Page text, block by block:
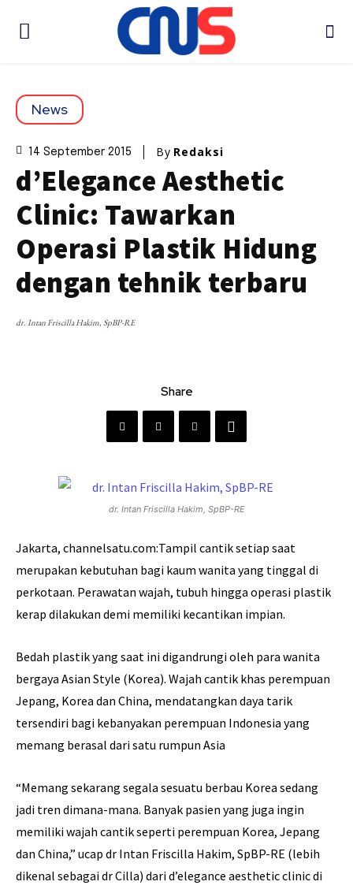
News
14 September 2015 By Redaksi
d’Elegance Aesthetic
Clinic: Tawarkan
Operasi Plastik Hidung
dengan tehnik terbaru
dr. Intan Friscilla Hakim, SpBP-RE
Share
dr. Intan Friscilla Hakim, SpBP-RE
Jakarta, channelsatu.com:Tampil cantik setiap saat
merupakan kebutuhan bagi kaum wanita yang tinggal di
perkotaan. Perawatan wajah, tubuh hingga operasi plastik
kerap dilakukan demi memiliki kecantikan impian.
Bedah plastik yang saat ini digandrungi oleh para wanita
bergaya Asian Style (Korea). Wajah cantik khas perempuan
Jepang, Korea dan China, mendatangkan daya tarik
tersendiri bagi kebanyakan perempuan Indonesia yang
memang berasal dari satu rumpun Asia
“Memang sekarang segala sesuatu berbau Korea sedang
jadi tren dimana-mana. Banyak pasien yang juga ingin
memiliki wajah cantik seperti perempuan Korea, Jepang
dan China,” ucap dr Intan Friscilla Hakim, SpBP-RE (lebih
dikenal sebagai dr Cilla) dari d’elegance aesthetic clinic di